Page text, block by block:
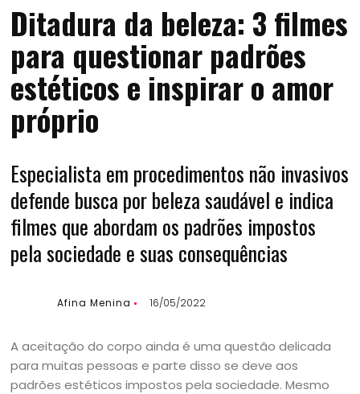
Ditadura da beleza: 3 filmes
para questionar padrões
estéticos e inspirar o amor
próprio
Especialista em procedimentos não invasivos
defende busca por beleza saudável e indica
filmes que abordam os padrões impostos
pela sociedade e suas consequências
Afina Menina 16/05/2022
A aceitação do corpo ainda é uma questão delicada
para muitas pessoas e parte disso se deve aos
padrões estéticos impostos pela sociedade. Mesmo